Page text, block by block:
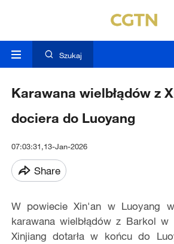
Szukaj
Karawana wielbłądów z
dociera do Luoyang
07:03:31,13-Jan-2026
Share
W powiecie Xin'an w Luoyang
karawana wielbłądów z Barkol
Xinjiang dotarła w końcu do